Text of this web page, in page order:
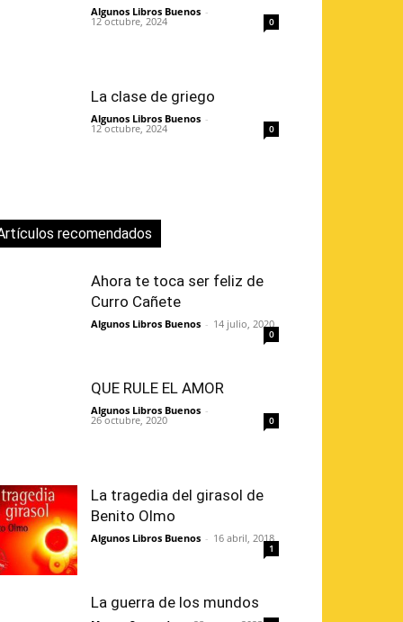
Algunos Libros Buenos -
12 octubre, 2024 0
La clase de griego
Algunos Libros Buenos -
12 octubre, 2024 0
recomendados
Ahora te toca ser feliz de
Curro Cañete
Algunos Libros Buenos - 14 julio, 2020
0
QUE RULE EL AMOR
Algunos Libros Buenos -
26 octubre, 2020 0
La tragedia del girasol de
Benito Olmo
Algunos Libros Buenos - 16 abril, 2018
1
La guerra de los mundos